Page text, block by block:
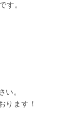
す。
い。
ります！